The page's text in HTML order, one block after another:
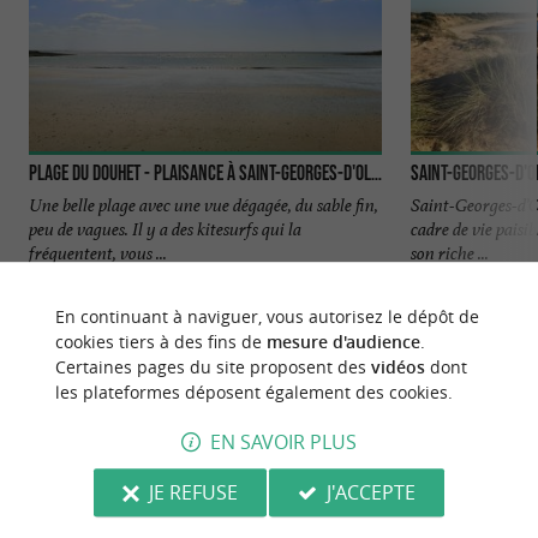
Plage du Douhet - Plaisance à Saint-Georges-d'Oléron
Une belle plage avec une vue dégagée, du sable fin,
peu de vagues. Il y a des kitesurfs qui la
fréquentent, vous ...
Saint-Georges-
Saint-Georges-
cadre de vie
son riche ...
NOUS AVONS TESTÉ POUR VOUS
En continuant à naviguer, vous autorisez le dépôt de
cookies tiers à des fins de mesure d'audience.
Certaines pages du site proposent des vidéosdont
les plateformes déposent également des cookies.
EN SAVOIR PLUS
JE REFUSE
J'ACCEPTE